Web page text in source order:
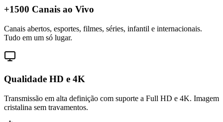
+1500 Canais ao Vivo
Canais abertos, esportes, filmes, séries, infantil e internacionais.
Tudo em um só lugar.
Qualidade HD e 4K
Transmissão em alta definição com suporte a Full HD e 4K. Imagem
cristalina sem travamentos.